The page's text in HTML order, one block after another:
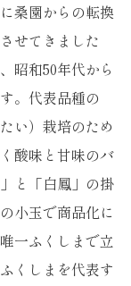
桑園からの転換
せてきました
昭和50年代から
。代表品種の
い）栽培のため
酸味と甘味のバ
と「白鳳」の掛
小玉で商品化に
一ふくしまで立
くしまを代表す